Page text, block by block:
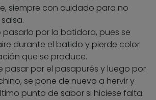
siempre con cuidado para no
pasarlo por la batidora, pues se
durante el batido y pierde color
que se produce.
pasar por el pasapurés y luego por
se pone de nuevo a hervir y
punto de sabor si hiciese falta.